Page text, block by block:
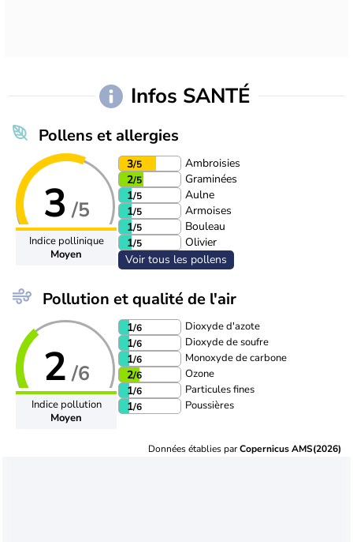
Infos SANTÉ
Pollens et allergies
3 /5
Indice pollinique
Moyen
3/5
Ambroisies
2/5
Graminées
1/5
Aulne
1/5
Armoises
1/5
Bouleau
1/5
Olivier
Voir tous les pollens
Pollution et qualité de l'air
2 /6
Indice pollution
Moyen
1/6 Dioxyde d'azote
1/6 Dioxyde de soufre
1/6 Monoxyde de carbone
2/6 Ozone
1/6 Particules fines
1/6 Poussières
Données établies parCopernicus AMS(2026)